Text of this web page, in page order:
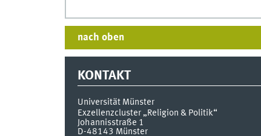
nach oben
KONTAKT
Universität Münster
Exzellenzcluster „Religion & Politik“
Johannisstraße 1
D-48143 Münster